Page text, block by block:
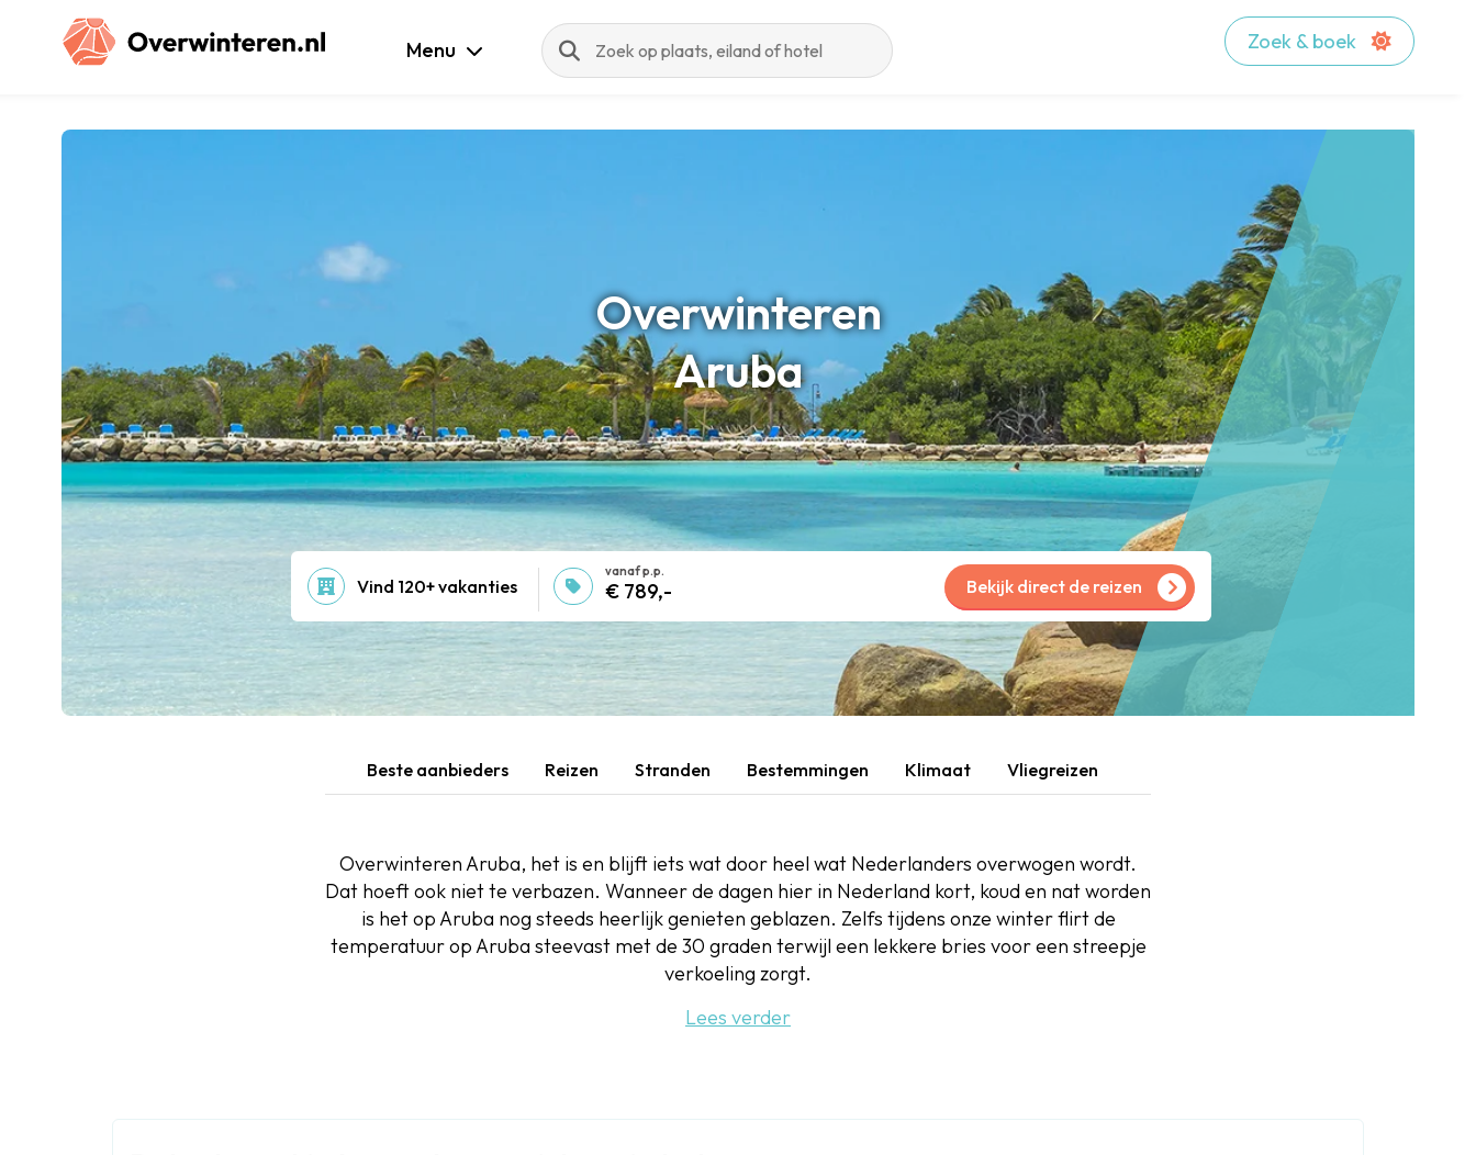
Menu
Zoeken
Zoek & boek
Overwinteren
Aruba
Vind 120+ vakanties € 789,- Bekijk direct de reizen
Beste aanbieders Reizen Stranden Bestemmingen Klimaat Vliegreizen
Overwinteren Aruba, het is en blijft iets wat door heel wat Nederlanders overwogen wordt.
Dat hoeft ook niet te verbazen. Wanneer de dagen hier in Nederland kort, koud en nat worden
is het op Aruba nog steeds heerlijk genieten geblazen. Zelfs tijdens onze winter flirt de
temperatuur op Aruba steevast met de 30 graden terwijl een lekkere bries voor een streepje
verkoeling zorgt.
Lees verder
imitation